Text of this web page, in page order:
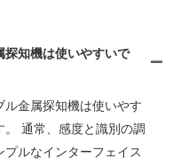
探知機は使いやすいで
金属探知機は使いやす
通常、感度と識別の調
ルなインターフェイス